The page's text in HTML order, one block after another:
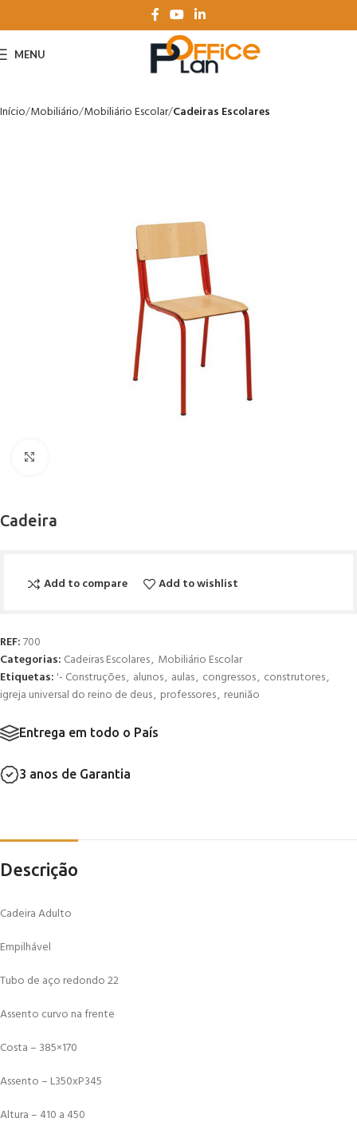
MENU
Início Mobiliário Mobiliário Escolar Cadeiras Escolares
Cadeira
Add to compare Add to wishlist
REF:700
Categorias: Cadeiras Escolares, Mobiliário Escolar
Etiquetas: '- Construções, alunos, aulas, congressos, construtores,
igreja universal do reino de deus, professores, reunião
Entrega em todo o País
3 anos de Garantia
Descrição
Cadeira Adulto
Empilhável
Tubo de aço redondo 22
Assento curvo na frente
Costa – 385×170
Assento – L350xP345
Altura – 410 a 450